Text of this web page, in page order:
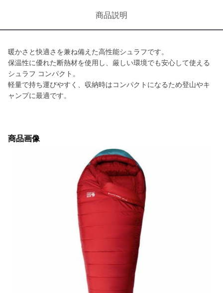
商品説明
暖かさと快適さを兼ね備えた高性能シュラフです。
保温性に優れた断熱材を使用し、厳しい環境でも安心して使える
シュラフ コンパクト。
軽量で持ち運びやすく、収納時はコンパクトになるため登山やキ
ャンプに最適です。
商品画像